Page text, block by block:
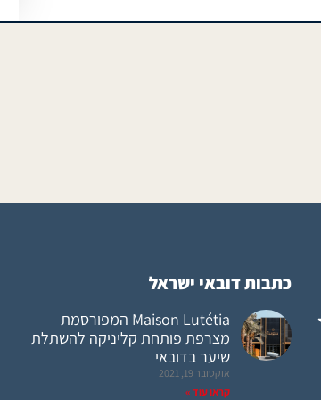
כתבות דובאי ישראל
Maison Lutétia המפורסמת
מצרפת פותחת קליניקה להשתלת
שיער בדובאי
אוקטובר 19, 2021
קראו עוד »